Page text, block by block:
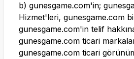
b) gunesgame.com'in;
Hizmet'leri, gunesgame.com
gunesgame.com'in telif
gunesgame.com ticari
gunesgame.com ticari